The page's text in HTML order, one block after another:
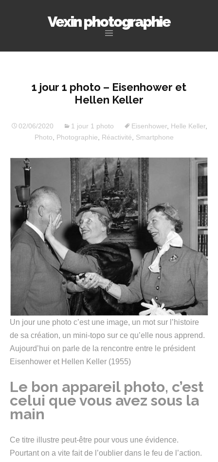
Vexin photographie
principal
1 jour 1 photo – Eisenhower et
Hellen Keller
02/06/2020 1 jour 1 photo Eisenhower, Helle Keller,
Photo
Photographie Réactivité Smartphone
Un jour une photo c’est une image, un mot sur l’histoire
de sa création, un mini-topo sur ce qu’elle nous apprend.
Aujourd’hui on parle de la rencontre entre le président
Eisenhower et Hellen Keller (1955)
Le bon appareil photo, c’est
celui que vous avez sous la
main
Ce titre illustre peut-être pour vous une évidence.
Pourtant on a vite fait de l’oublier dans le feu de l’action.